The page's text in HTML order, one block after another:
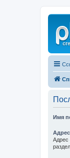
Имя
Адрес